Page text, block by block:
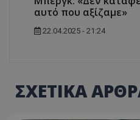
αυτό που αξίζαμε»
22.04.2025 - 21:24
ΣΧΕΤΙΚΑ